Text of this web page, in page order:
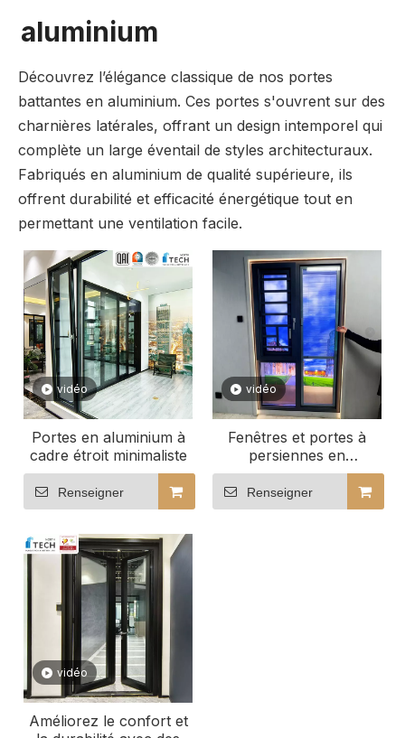
aluminium
Découvrez l’élégance classique de nos portes
battantes en aluminium. Ces portes s'ouvrent sur des
charnières latérales, offrant un design intemporel qui
complète un large éventail de styles architecturaux.
Fabriqués en aluminium de qualité supérieure, ils
offrent durabilité et efficacité énergétique tout en
permettant une ventilation facile.
vidéo
Portes en aluminium à
cadre étroit minimaliste
Renseigner
vidéo
Fenêtres et portes à
persiennes en
aluminium économes en
énergie
Renseigner
vidéo
Améliorez le confort et